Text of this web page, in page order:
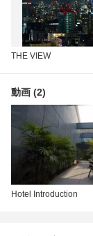
THE VIEW
動画 (2)
Hotel Introduction